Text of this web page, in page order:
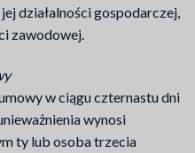
działalności gospodarczej,
zawodowej.
w ciągu czternastu dni
wynosi
ty lub osoba trzecia